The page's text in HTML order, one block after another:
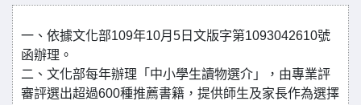
一、依據文化部109年10月5日文版字第1093042610號
函辦理。
二、文化部每年辦理「中小學生讀物選介」，由專業評
審評選出超過600種推薦書籍，提供師生及家長作為選擇